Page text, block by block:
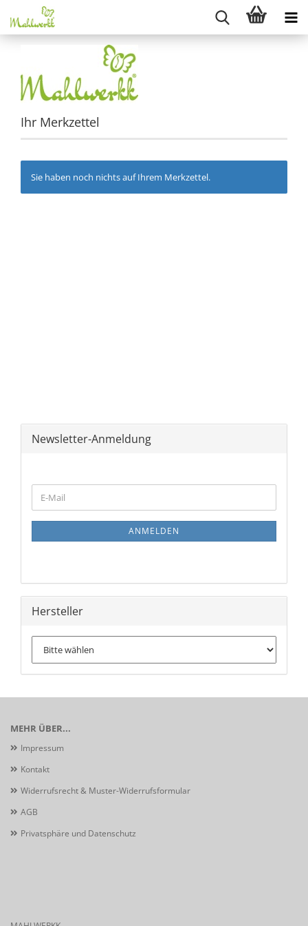
Ihr Merkzettel
Sie haben noch nichts auf Ihrem Merkzettel.
Newsletter-Anmeldung
ZUR
NEWSLETTER-
E-
Mail
ANMELDEN
Hersteller
MEHR ÜBER...
Impressum
Kontakt
Widerrufsrecht & Muster-Widerrufsformular
AGB
Privatsphäre und Datenschutz